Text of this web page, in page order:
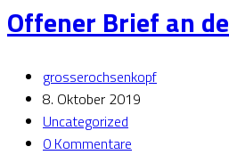
Offener Brief an
grosserochsenkopf
8. Oktober 2019
Uncategorized
0 Kommentare